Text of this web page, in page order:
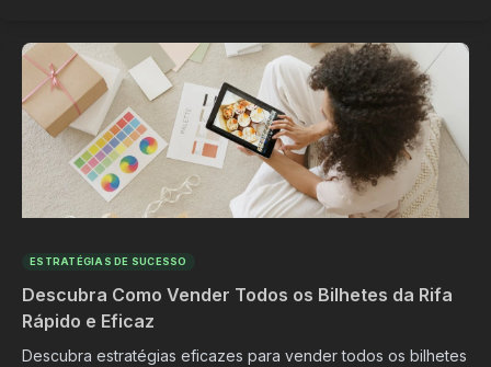
ESTRATÉGIAS DE SUCESSO
Descubra Como Vender Todos os Bilhetes da Rifa
Rápido e Eficaz
Descubra estratégias eficazes para vender todos os bilhetes